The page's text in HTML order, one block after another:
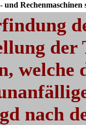
und Rechenmaschinen
der
welche
nach